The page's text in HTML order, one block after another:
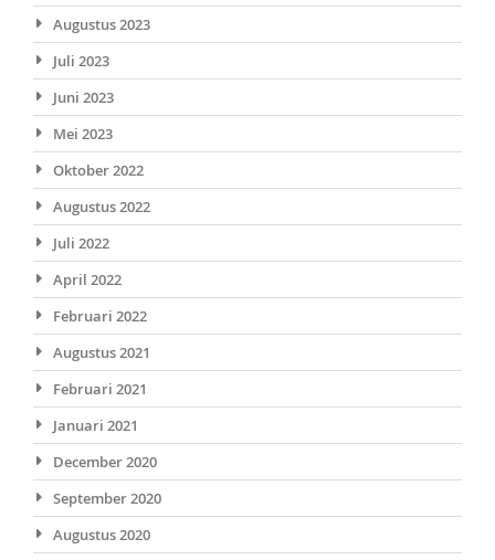
Augustus 2023
Juli 2023
Juni 2023
Mei 2023
Oktober 2022
Augustus 2022
Juli 2022
April 2022
Februari 2022
Augustus 2021
Februari 2021
Januari 2021
December 2020
September 2020
Augustus 2020